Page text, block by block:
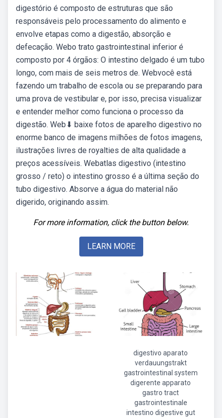
digestório é composto de estruturas que são
responsáveis pelo processamento do alimento e
envolve etapas como a digestão, absorção e
defecação. Webo trato gastrointestinal inferior é
composto por 4 órgãos: O intestino delgado é um tubo
longo, com mais de seis metros de. Webvocê está
fazendo um trabalho de escola ou se preparando para
uma prova de vestibular e, por isso, precisa visualizar
e entender melhor como funciona o processo da
digestão. Web⬇ baixe fotos de aparelho digestivo no
enorme banco de imagens milhões de fotos imagens,
ilustrações livres de royalties de alta qualidade a
preços acessíveis. Webatlas digestivo (intestino
grosso / reto) o intestino grosso é a última seção do
tubo digestivo. Absorve a água do material não
digerido, originando assim.
For more information, click the button below.
LEARN MORE
digestivo aparato
verdauungstrakt
gastrointestinal system
digerente apparato
gastro tract
gastrointestinale
intestino digestive gut